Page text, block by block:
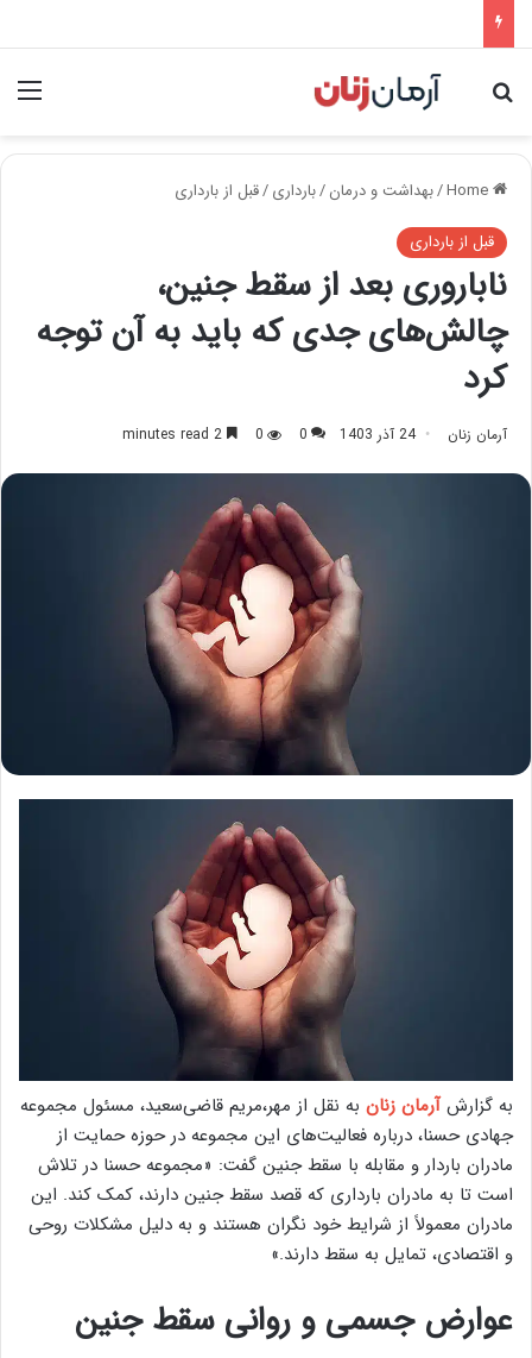
Search for
/بهداشت و درمان/بارداری/قبل از بارداری
قبل از بارداری
ناباروری بعد از سقط جنین،
چالش‌های جدی که باید به آن توجه
کرد
آرمان زنان 24 آذر 1403 0
0
به گزارشآرمان زنان به نقل از مهر،مریم قاضی‌سعید، مسئول مجموعه
جهادی حسنا، درباره فعالیت‌های این مجموعه در حوزه حمایت از
مادران باردار و مقابله با سقط جنین گفت: «مجموعه حسنا در تلاش
است تا به مادران بارداری که قصد سقط جنین دارند، کمک کند. این
مادران معمولاً از شرایط خود نگران هستند و به دلیل مشکلات روحی
و اقتصادی، تمایل به سقط دارند.»
عوارض جسمی و روانی سقط جنین